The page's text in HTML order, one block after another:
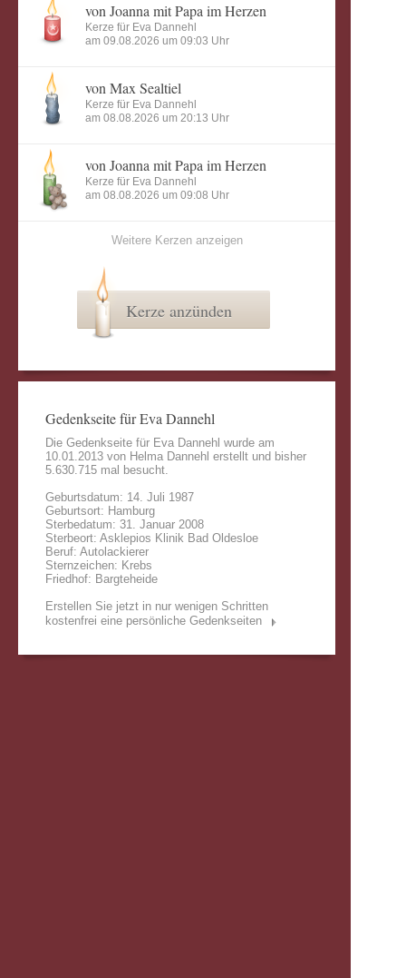
von Joanna mit Papa im Herzen
Kerze für Eva Dannehl
am 09.08.2026 um 09:03 Uhr
von Max Sealtiel
Kerze für Eva Dannehl
am 08.08.2026 um 20:13 Uhr
von Joanna mit Papa im Herzen
Kerze für Eva Dannehl
am 08.08.2026 um 09:08 Uhr
Weitere Kerzen anzeigen
Kerze anzünden
Gedenkseite für Eva Dannehl
Die Gedenkseite für Eva Dannehl wurde am
10.01.2013 von Helma Dannehl erstellt und bisher
5.630.715 mal besucht.
Geburtsdatum: 14. Juli 1987
Geburtsort: Hamburg
Sterbedatum: 31. Januar 2008
Sterbeort: Asklepios Klinik Bad Oldesloe
Beruf: Autolackierer
Sternzeichen: Krebs
Friedhof: Bargteheide
Erstellen Sie jetzt in nur wenigen Schritten
kostenfrei eine persönliche Gedenkseiten